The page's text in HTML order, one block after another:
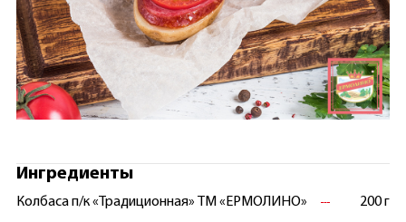
Ингредиенты
Колбаса п/к «Традиционная» ТМ «ЕРМОЛИНО» 200 г